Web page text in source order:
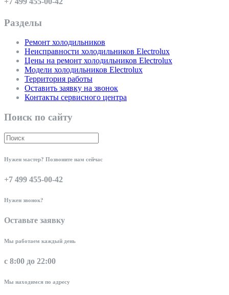
Разделы
Ремонт холодильников
Неисправности холодильников Electrolux
Цены на ремонт холодильников Electrolux
Модели холодильников Electrolux
Территория работы
Оставить заявку на звонок
Контакты сервисного центра
Поиск по сайту
Нужен мастер? Позвоните нам сейчас
+7 499 455-00-42
Нужен звонок?
Оставьте заявку
Мы работаем каждый день
с 8:00 до 22:00
Мы находимся по адресу